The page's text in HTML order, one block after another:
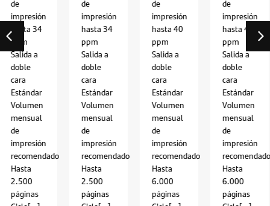
impresión
hasta 34
ppm
Salida a
doble
cara
Estándar
Volumen
mensual
impresión
recomendado
Hasta
2.500
páginas
impresión
hasta 40
ppm
Salida a
doble
cara
Estándar
Volumen
mensual
impresión
recomendado
Hasta
6.000
páginas
impresión
hasta 40
ppm
Salida a
doble
cara
Estándar
Volumen
mensual
impresión
recomendado
Hasta
6.000
páginas
impresión
hasta 40
ppm
Salida a
doble
cara
Estándar
Volumen
mensual
impresión
Hasta
8.000
páginas